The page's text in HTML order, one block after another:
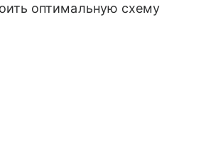
оптимальную схему